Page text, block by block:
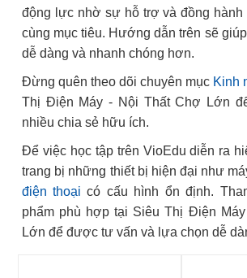
động lực nhờ sự hỗ trợ và đồng
cùng mục tiêu. Hướng dẫn trên sẽ
dễ dàng và nhanh chóng hơn.
Đừng quên theo dõi chuyên mục Kinh
Thị Điện Máy - Nội Thất Chợ Lớn
nhiều chia sẻ hữu ích.
Để việc học tập trên VioEdu diễn ra
trang bị những thiết bị hiện đại như
điện thoại có cấu hình ổn định.
phẩm phù hợp tại Siêu Thị Điện
Lớn để được tư vấn và lựa chọn dễ